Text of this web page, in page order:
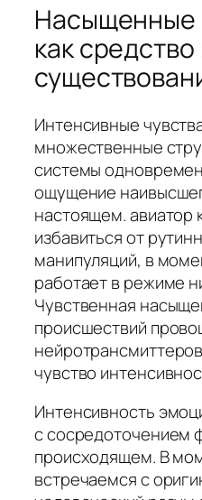
Насыщенные
как
Интенсивные
множественные
системы
ощущение
настоящем. авиатор
избавиться от
манипуляций, в
работает в режиме
Чувственная
происшествий
чувство
Интенсивность
с сосредоточением
происходящем. В
встречаемся с